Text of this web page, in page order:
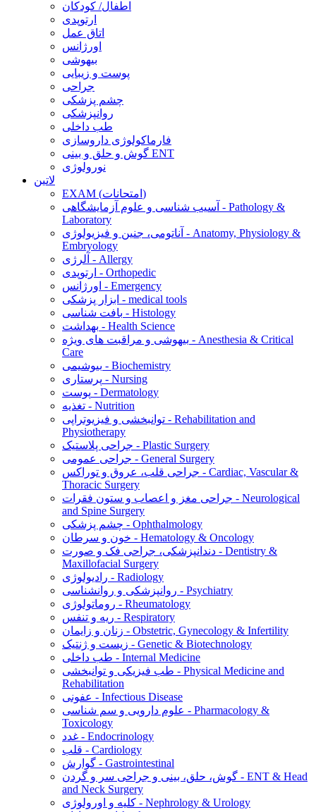
اطفال/ کودکان
ارتوپدی
اتاق عمل
اورژانس
بیهوشی
پوست و زیبایی
جراحی
چشم پزشکی
روانپزشکی
طب داخلی
فارماکولوژی داروسازی
گوش و حلق و بینی ENT
نورولوژی
لاتین
EXAM (امتحانات)
آسیب شناسی و علوم آزمایشگاهی - Pathology &
Laboratory
آناتومی، جنین و فیزیولوژی - Anatomy, Physiology &
Embryology
آلرژی - Allergy
ارتوپدی - Orthopedic
اورژانس - Emergency
ابزار پزشکی - medical tools
بافت شناسی - Histology
بهداشت - Health Science
بیهوشی و مراقبت های ویژه - Anesthesia & Critical
Care
بیوشیمی - Biochemistry
پرستاری - Nursing
پوست - Dermatology
تغذیه - Nutrition
توانبخشی و فیزیوتراپی - Rehabilitation and
Physiotherapy
جراحی پلاستیک - Plastic Surgery
جراحی عمومی - General Surgery
جراحی قلب، عروق و توراکس - Cardiac, Vascular &
Thoracic Surgery
جراحی مغز و اعصاب و ستون فقرات - Neurological
and Spine Surgery
چشم پزشکی - Ophthalmology
خون و سرطان - Hematology & Oncology
دندانپزشکی، جراحی فک و صورت - Dentistry &
Maxillofacial Surgery
رادیولوژی - Radiology
روانپزشکی و روانشناسی - Psychiatry
روماتولوژی - Rheumatology
ریه و تنفس - Respiratory
زنان و زایمان - Obstetric, Gynecology & Infertility
زیست و ژنتیک - Genetic & Biotechnology
طب داخلی - Internal Medicine
طب فیزیکی و توانبخشی - Physical Medicine and
Rehabilitation
عفونی - Infectious Disease
علوم دارویی و سم شناسی - Pharmacology &
Toxicology
غدد - Endocrinology
قلب - Cardiology
گوارش - Gastrointestinal
گوش، حلق، بینی و جراحی سر و گردن - ENT & Head
and Neck Surgery
کلیه و اورولوژی - Nephrology & Urology